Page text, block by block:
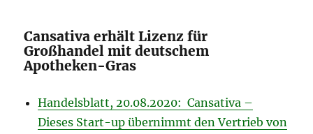
Cansativa erhält Lizenz für
Großhandel mit deutschem
Apotheken-Gras
Handelsblatt, 20.08.2020: Cansativa –
Dieses Start-up übernimmt den Vertrieb von